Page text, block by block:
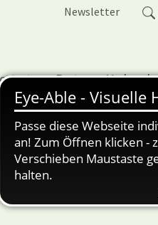
Newsletter
Partner Verband
| TORP Vereinspokal
nuScore